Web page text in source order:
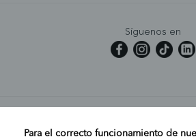
Síguenos en
MI CUENTA
Para el correcto funcionamiento de